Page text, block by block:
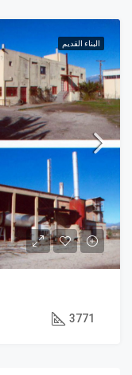
البناء القديم
3771